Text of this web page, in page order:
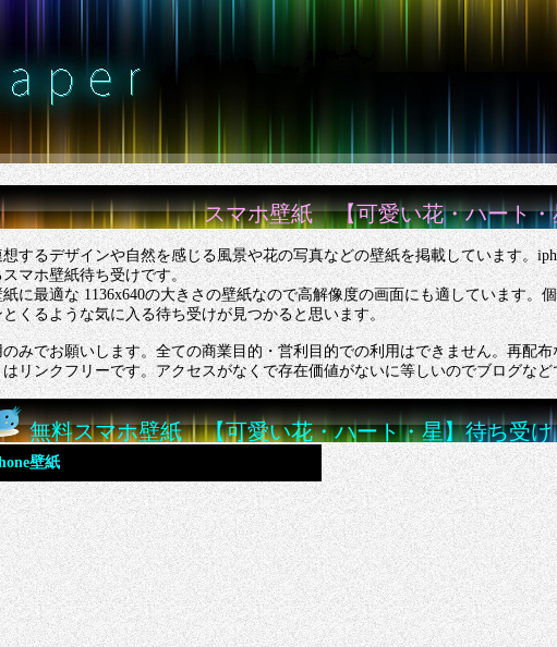
スマホ壁紙 【可愛い花・ハート・
するデザインや自然を感じる風景や花の写真などの壁紙を掲載しています。
マホ壁紙待ち受けです。
に最適な 1136x640の大きさの壁紙なので高解像度の画面にも適しています。
くるような気に入る待ち受けが見つかると思います。
みでお願いします。全ての商業目的・営利目的での利用はできません。再配
リンクフリーです。アクセスがなくで存在価値がないに等しいのでブログな
無料スマホ壁紙 【可愛い花・ハート・星】待ち受け
壁紙